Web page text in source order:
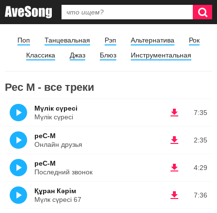
Поп Танцевальная Рэп Альтернатива
Рок
Классика
Джаз Блюз Инструментальная
Рес М - все треки
7:35
Мүлік сүресі
Мүлік сүресі
2:35
реС-М
Онлайн друзья
4:29
реС-М
Последний звонок
7:36
Құран Кəрім
Мүлк сүресі 67